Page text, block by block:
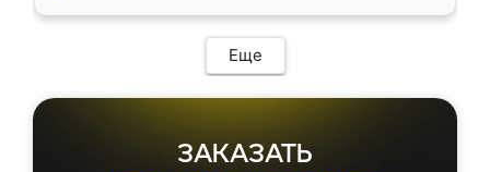
мебель сразу встала на свое место без
каких-либо доработок. Качеством осталась
довольна, все выглядит так, как и ожидала.
Еще
ЗАКАЗАТЬ